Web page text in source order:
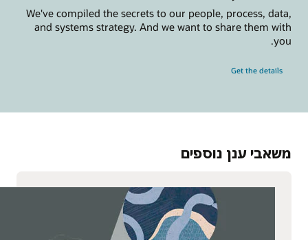
We've compiled the secrets to our people, process,
and systems strategy. And we want to share them
Get the details
ענן נוספים